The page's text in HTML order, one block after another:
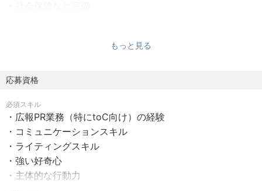
挑戦しています。旅行業界をDXするという難易度の高いミ
す。
【募集背景】
あらゆるステークホルダーとのよりよいリレーションを構
築し、旅行アプリ『NEWT（ニュート）』をあたらしい旅
の「あたりまえ」にしていくメンバーを募集しています。
コロナ禍を経て、旅行マーケットは急激な回復を見せてい
し、コミュニケーションと生産性の両方を大切にします。
・それ以外はリモートやワーケーションなど自由に選択可
・事情に応じた「優しい出社例外規定」を設け、柔軟に対
もっと見る
応募資格
必須スキル
・広報PR業務（特にtoC向け）の経験
・コミュニケーションスキル
・ライティングスキル
・強い好奇心
・主体的な行動力